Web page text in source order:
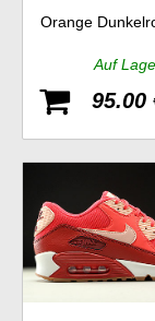
Orange
Auf
95.00